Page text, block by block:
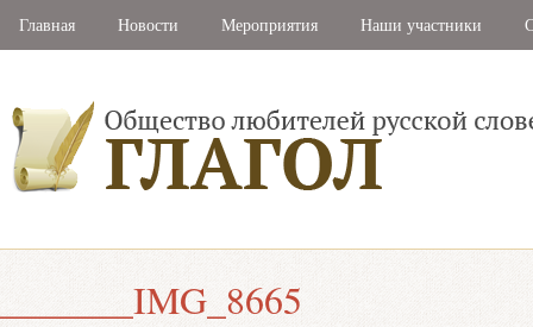
Главная Новости Мероприятия Наши участники
_______IMG_8665